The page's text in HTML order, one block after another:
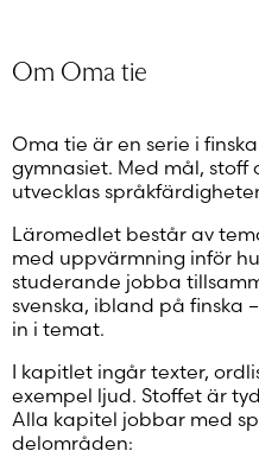
Om Oma tie
Oma tie är en serie i
gymnasiet. Med mål,
utvecklas
Läromedlet består av
med uppvärmning inför
studerande jobba
svenska, ibland på finska
in i temat.
I kapitlet ingår texter,
exempel ljud. Stoffet är
Alla kapitel jobbar med
delområden: